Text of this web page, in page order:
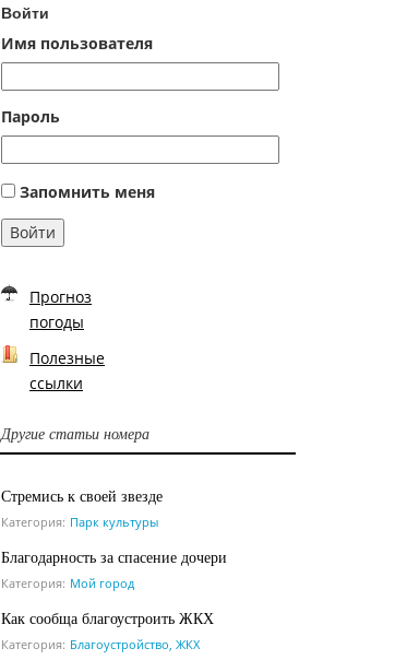
Войти
Имя пользователя
Пароль
Запомнить меня
Войти
Прогноз
погоды
Полезные
ссылки
Другие статьи номера
Стремись к своей звезде
Категория: Парк культуры
Благодарность за спасение дочери
Категория: Мой город
Как сообща благоустроить ЖКХ
Категория: Благоустройство, ЖКХ